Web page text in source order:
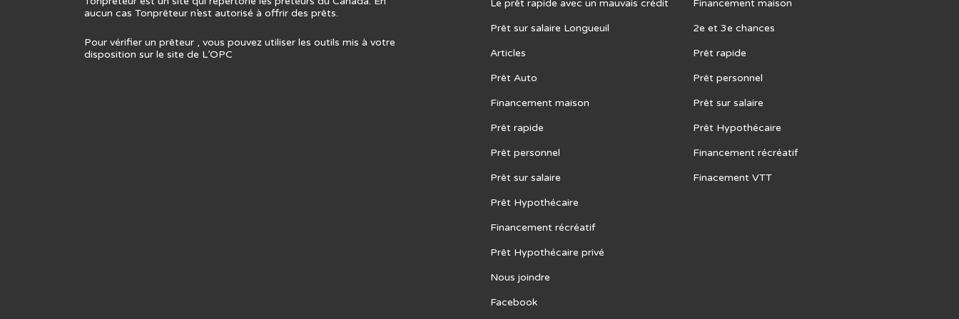
aucun cas Tonprêteur n’est autorisé à offrir des prêts.
Pour vérifier un prêteur , vous pouvez utiliser les outils mis à votre
disposition sur le site de L’OPC
Le prêt rapide avec un mauvais crédit
Prêt sur salaire Longueuil
Articles
Prêt Auto
Financement maison
Prêt rapide
Prêt personnel
Prêt sur salaire
Prêt Hypothécaire
Financement récréatif
Prêt Hypothécaire privé
Nous joindre
Facebook
Financement maison
2e et 3e chances
Prêt rapide
Prêt personnel
Prêt sur salaire
Prêt Hypothécaire
Financement récréatif
Finacement VTT